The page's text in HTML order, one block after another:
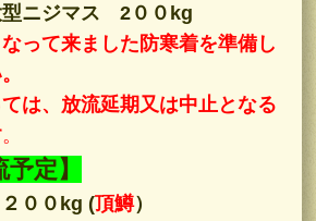
ジマス 2００kg
って来ました防寒着を準備し
は、放流延期又は中止となる
。
定】
００kg (頂鱒）